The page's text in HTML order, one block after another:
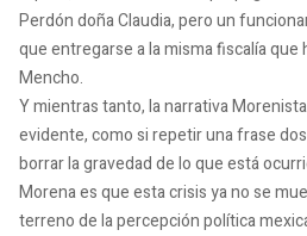
Perdón doña Claudia, pero un
que entregarse a la misma fiscalía que
Mencho.
Y mientras tanto, la narrativa
evidente, como si repetir una frase
borrar la gravedad de lo que está
Morena es que esta crisis ya no se
terreno de la percepción política